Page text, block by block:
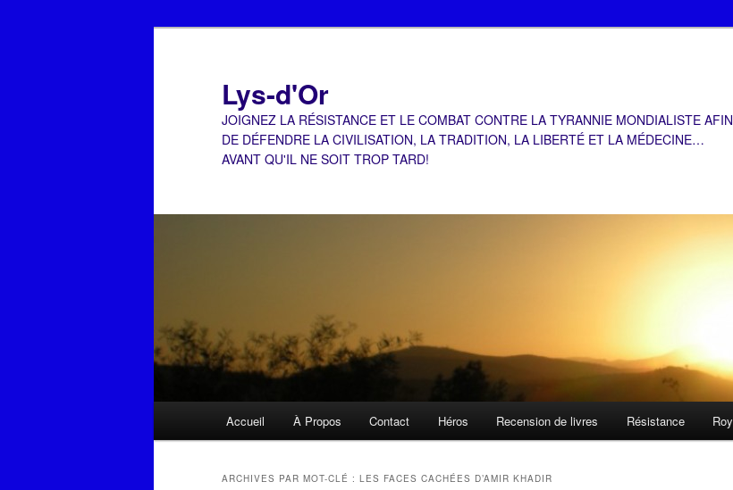
Lys-d'Or
JOIGNEZ LA RÉSISTANCE ET LE COMBAT CONTRE LA TYRANNIE MONDIALISTE AFIN
DE DÉFENDRE LA CIVILISATION, LA TRADITION, LA LIBERTÉ ET LA MÉDECINE…
AVANT QU'IL NE SOIT TROP TARD!
Accueil À Propos Contact Héros Recension de livres Résistance
ARCHIVES PAR MOT-CLÉ : LES FACES CACHÉES D’AMIR KHADIR